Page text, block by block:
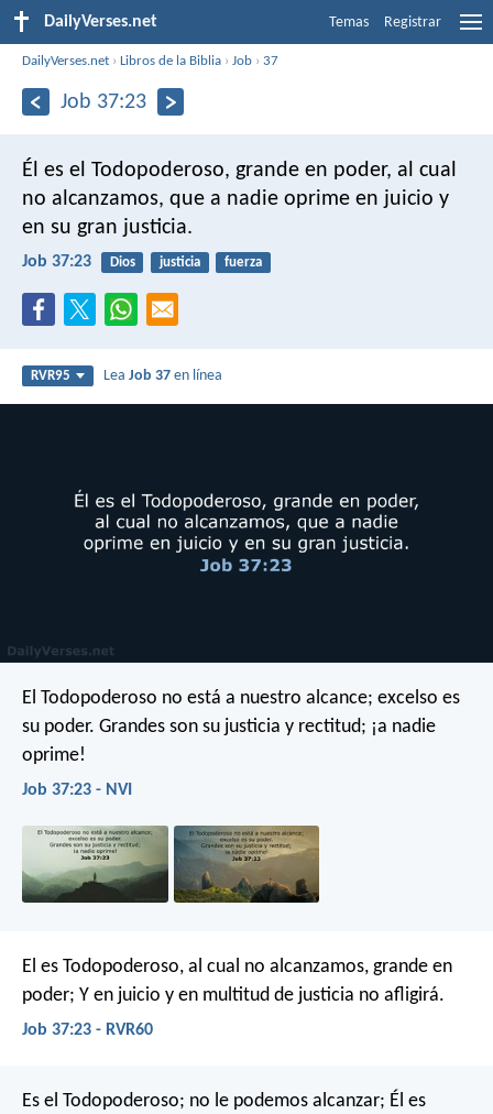
DailyVerses.net Temas Registrar
DailyVerses.net ›Libros de la Biblia ›Job ›37
Job 37:23
Él es el Todopoderoso, grande en poder, al cual
no alcanzamos, que a nadie oprime en juicio y
en su gran justicia.
Job 37:23 Dios justicia fuerza
RVR95 LeaJob 37 en línea
El Todopoderoso no está a nuestro alcance; excelso es
su poder. Grandes son su justicia y rectitud; ¡a nadie
oprime!
Job 37:23 - NVI
El es Todopoderoso, al cual no alcanzamos, grande en
poder; Y en juicio y en multitud de justicia no afligirá.
Job 37:23 - RVR60
Es el Todopoderoso; no le podemos alcanzar; Él es